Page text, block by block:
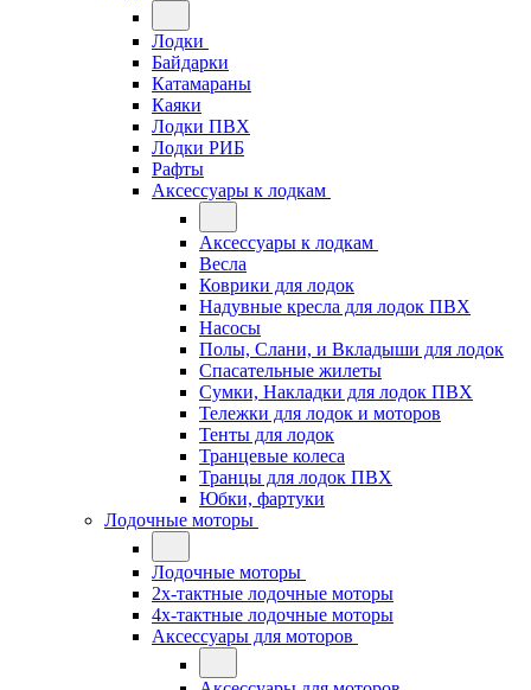
Лодки
Байдарки
Катамараны
Каяки
Лодки ПВХ
Лодки РИБ
Рафты
Аксессуары к лодкам
Аксессуары к лодкам
Весла
Коврики для лодок
Надувные кресла для лодок ПВХ
Насосы
Полы, Слани, и Вкладыши для лодок
Спасательные жилеты
Сумки, Накладки для лодок ПВХ
Тележки для лодок и моторов
Тенты для лодок
Транцевые колеса
Транцы для лодок ПВХ
Юбки, фартуки
Лодочные моторы
Лодочные моторы
2х-тактные лодочные моторы
4х-тактные лодочные моторы
Аксессуары для моторов